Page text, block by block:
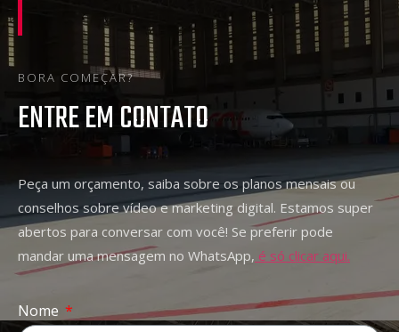
BORA COMEÇAR?
ENTRE EM CONTATO
Peça um orçamento, saiba sobre os planos mensais ou
conselhos sobre vídeo e marketing digital. Estamos super
abertos para conversar com você! Se preferir pode
mandar uma mensagem no WhatsApp, é só clicar aqui.
Nome